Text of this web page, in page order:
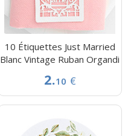
10 Étiquettes Just Married
Blanc Vintage Ruban Organdi
2.10 €